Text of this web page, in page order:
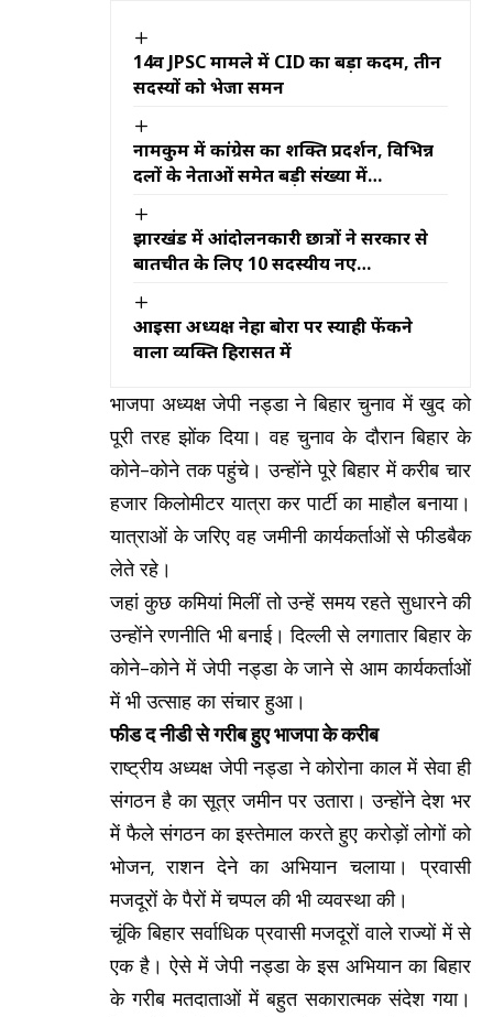
14वीं JPSC मामले में CID का बड़ा कदम, तीन
सदस्यों को भेजा समन
नामकुम में कांग्रेस का शक्ति प्रदर्शन, विभिन्न
दलों के नेताओं समेत बड़ी संख्या में
झारखंड में आंदोलनकारी छात्रों ने सरकार से
बातचीत के लिए 10 सदस्यीय नए
आइसा अध्यक्ष नेहा बोरा पर स्याही फेंकने
वाला व्यक्ति हिरासत में
भाजपा अध्यक्ष जेपी नड्डा ने बिहार चुनाव में खुद को
पूरी तरह झोंक दिया। वह चुनाव के दौरान बिहार के
कोने-कोने तक पहुंचे। उन्होंने पूरे बिहार में करीब चार
हजार किलोमीटर यात्रा कर पार्टी का माहौल बनाया।
यात्राओं के जरिए वह जमीनी कार्यकर्ताओं से फीडबैक
लेते रहे।
जहां कुछ कमियां मिलीं तो उन्हें समय रहते सुधारने की
उन्होंने रणनीति भी बनाई। दिल्ली से लगातार बिहार के
कोने-कोने में जेपी नड्डा के जाने से आम कार्यकर्ताओं
में भी उत्साह का संचार हुआ।
फीड द नीडी से गरीब हुए भाजपा के करीब
राष्ट्रीय अध्यक्ष जेपी नड्डा ने कोरोना काल में सेवा ही
संगठन है का सूत्र जमीन पर उतारा। उन्होंने देश भर
में फैले संगठन का इस्तेमाल करते हुए करोड़ों लोगों को
भोजन, राशन देने का अभियान चलाया। प्रवासी
मजदूरों के पैरों में चप्पल की भी व्यवस्था की।
चूंकि बिहार सर्वाधिक प्रवासी मजदूरों वाले राज्यों में से
एक है। ऐसे में जेपी नड्डा के इस अभियान का बिहार
के गरीब मतदाताओं में बहुत सकारात्मक संदेश गया।